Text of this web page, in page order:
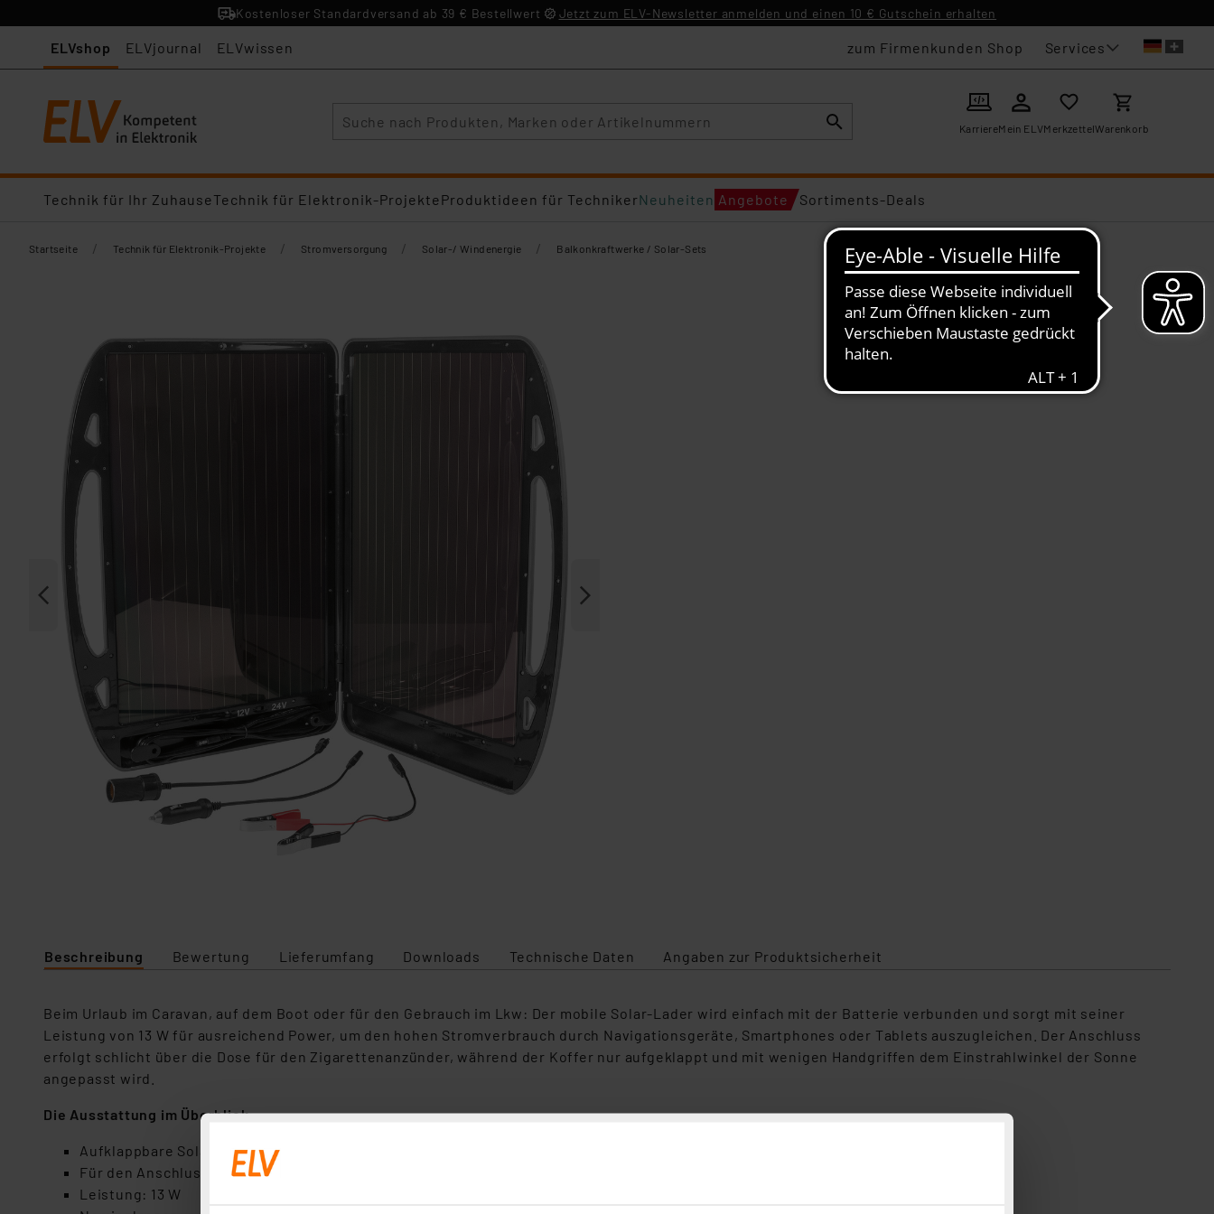
Kostenloser Standardversand ab 39 € Bestellwert Jetzt zum ELV-Newsletter anmelden und einen 10 € Gutschein erhalten
ELVshop ELVjournal ELVwissen zum Firmenkunden Shop Services
KarriereMein ELVMerkzettelWarenkorb
Technik für Ihr ZuhauseTechnik für Elektronik-ProjekteProduktideen für TechnikerNeuheiten Angebote Sortiments-Deals
Startseite / Technik für Elektronik-Projekte / Stromversorgung / Solar-/ Windenergie / Balkonkraftwerke / Solar-Sets
Beschreibung Bewertung Lieferumfang Downloads Technische Daten Angaben zur Produktsicherheit
Beim Urlaub im Caravan, auf dem Boot oder für den Gebrauch im Lkw: Der mobile Solar-Lader wird einfach mit der Batterie verbunden und sorgt mit seiner
Leistung von 13 W für ausreichend Power, um den hohen Stromverbrauch durch Navigationsgeräte, Smartphones oder Tablets auszugleichen. Der Anschluss
erfolgt schlicht über die Dose für den Zigarettenanzünder, während der Koffer nur aufgeklappt und mit wenigen Handgriffen dem Einstrahlwinkel der Sonne
angepasst wird.
Die Ausstattung im Überblick:
Aufklappbare Solareinheit im praktischen Tragekoffer
Für den Anschluss an die Caravan-, Pkw-, Lkw- oder Bootsbatterie
Leistung: 13 W